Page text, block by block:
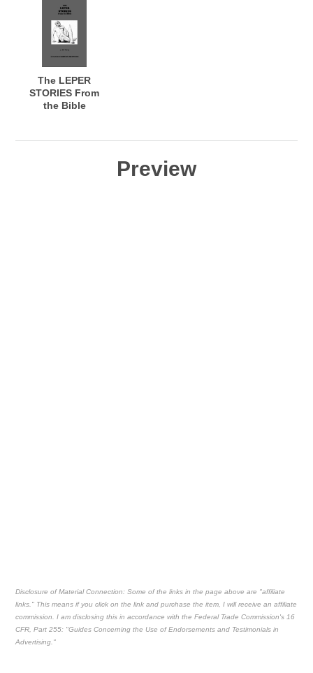
Where Long Term
Access Is Not
Possible
The LEPER
STORIES From
the Bible
Preview
Disclosure of Material Connection: Some of the links in the page above are "affiliate
links." This means if you click on the link and purchase the item, I will receive an affiliate
commission. I am disclosing this in accordance with the Federal Trade Commission's 16
CFR, Part 255: "Guides Concerning the Use of Endorsements and Testimonials in
Advertising."